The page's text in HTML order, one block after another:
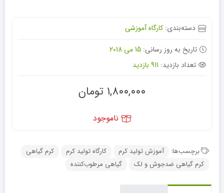
دسته‌بندی: کارگاه آموزشی
تاریخ به روز رسانی: 15 می 2018
تعداد بازدید: 911 بازدید
۱,۸۰۰,۰۰۰ تومان
ناموجود
برچسب‌ها: آموزش تولید کرم کارگاه تولید کرم
کرم گیاهی
کرم‌ گیاهی ضدجوش و لک
گیاهی مرطوب‌کننده